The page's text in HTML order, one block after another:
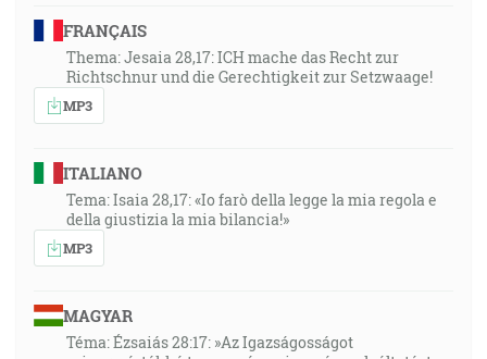
FRANÇAIS
Thema: Jesaia 28,17: ICH mache das Recht zur
Richtschnur und die Gerechtigkeit zur Setzwaage!
MP3
ITALIANO
Tema: Isaia 28,17: «Io farò della legge la mia regola e
della giustizia la mia bilancia!»
MP3
MAGYAR
Téma: Ézsaiás 28:17: »Az Igazságosságot